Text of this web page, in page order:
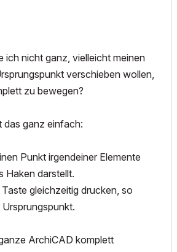
ich nicht ganz, vielleicht meinen
verschieben wollen,
zu bewegen?
das ganz einfach:
Punkt irgendeiner Elemente
Haken darstellt.
gleichzeitig drucken, so
ArchiCAD komplett